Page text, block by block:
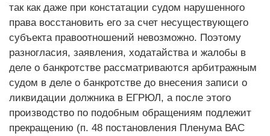
так как даже при констатации судом нарушенного
права восстановить его за счет несуществующего
субъекта правоотношений невозможно. Поэтому
разногласия, заявления, ходатайства и жалобы в
деле о банкротстве рассматриваются арбитражным
судом в деле о банкротстве до внесения записи о
ликвидации должника в ЕГРЮЛ, а после этого
производство по подобным обращениям подлежит
прекращению (п. 48 постановления Пленума ВАС